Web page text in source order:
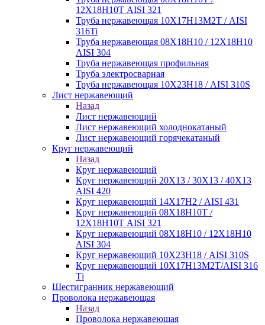
12Х18Н10Т AISI 321
Труба нержавеющая 10Х17Н13М2Т / AISI
316Ti
Труба нержавеющая 08Х18Н10 / 12Х18Н10
AISI 304
Труба нержавеющая профильная
Труба электросварная
Труба нержавеющая 10Х23Н18 / AISI 310S
Лист нержавеющий
Назад
Лист нержавеющий
Лист нержавеющий холоднокатаный
Лист нержавеющий горячекатаный
Круг нержавеющий
Назад
Круг нержавеющий
Круг нержавеющий 20Х13 / 30Х13 / 40Х13
AISI 420
Круг нержавеющий 14Х17Н2 / AISI 431
Круг нержавеющий 08Х18Н10Т /
12Х18Н10Т AISI 321
Круг нержавеющий 08Х18Н10 / 12Х18Н10
AISI 304
Круг нержавеющий 10Х23Н18 / AISI 310S
Круг нержавеющий 10Х17Н13М2Т/AISI 316
Тi
Шестигранник нержавеющий
Проволока нержавеющая
Назад
Проволока нержавеющая